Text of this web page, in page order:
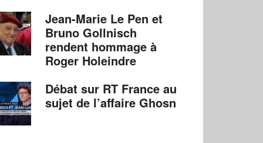
Jean-Marie Le Pen et
Bruno Gollnisch
rendent hommage à
Roger Holeindre
Débat sur RT France au
sujet de l’affaire Ghosn